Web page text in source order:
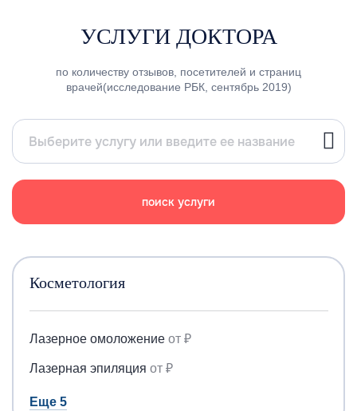
УСЛУГИ ДОКТОРА
по количеству отзывов, посетителей и страниц
врачей(исследование РБК, сентябрь 2019)
поиск услуги
Косметология
Лазерное омоложение от ₽
Лазерная эпиляция от ₽
Еще 5